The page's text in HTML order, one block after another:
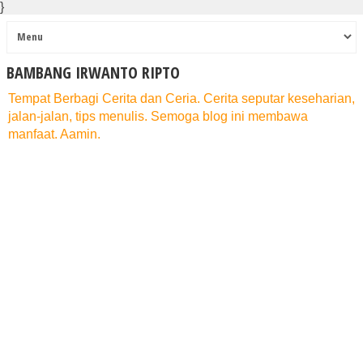
}
BAMBANG IRWANTO RIPTO
Tempat Berbagi Cerita dan Ceria. Cerita seputar keseharian,
jalan-jalan, tips menulis. Semoga blog ini membawa
manfaat. Aamin.